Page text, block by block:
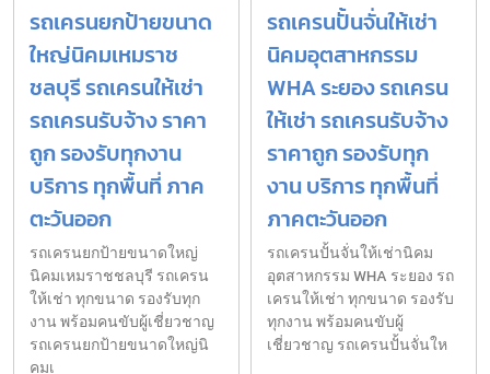
รถเครนยกป้ายขนาด
ใหญ่นิคมเหมราช
ชลบุรี รถเครนให้เช่า
รถเครนรับจ้าง ราคา
ถูก รองรับทุกงาน
บริการ ทุกพื้นที่ ภาค
ตะวันออก
รถเครนยกป้ายขนาดใหญ่
นิคมเหมราชชลบุรี รถเครน
ให้เช่า ทุกขนาด รองรับทุก
งาน พร้อมคนขับผู้เชี่ยวชาญ
รถเครนยกป้ายขนาดใหญ่นิ
คมเ
รถเครนปั้นจั่นให้เช่า
นิคมอุตสาหกรรม
WHA ระยอง รถเครน
ให้เช่า รถเครนรับจ้าง
ราคาถูก รองรับทุก
งาน บริการ ทุกพื้นที่
ภาคตะวันออก
รถเครนปั้นจั่นให้เช่านิคม
อุตสาหกรรม WHA ระยอง รถ
เครนให้เช่า ทุกขนาด รองรับ
ทุกงาน พร้อมคนขับผู้
เชี่ยวชาญ รถเครนปั้นจั่นให